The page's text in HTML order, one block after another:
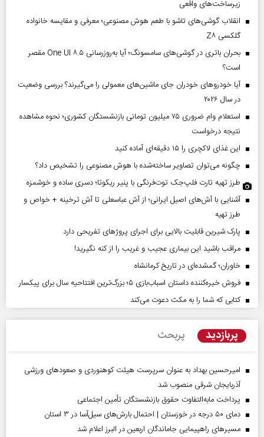
زیرساخت‌های واقعی
انقلاب گوشی‌های تاشو‌ با طعم هوش مصنوعی؛ معرفی و مقایسه خانواده
گلکسی Z۸
بحران باتری در گوشی‌های سامسونگ؛ آیا به‌روزرسانی One UI ۸.۵ مقصر
است؟
آیا خودروهای خودران جای ماشین‌های معمولی را می‌گیرند؟ بررسی وضعیت
در سال ۲۰۲۶
استعلام وام ضروری ۷۵ میلیون تومانی بازنشستگان کشوری؛ نحوه مشاهده
نتیجه درخواست
این غذای لاکچری را ۱۵ دقیقه‌ای آماده کنید
چگونه می‌توان تصاویر ساخته‌شده با هوش مصنوعی را تشخیص داد؟
طرز تهیه تارت فلپ‌جک توت‌فرنگی با پنیر ریکوتا؛ دسری ساده و خوشمزه
آشنایی با آش‌های اصیل ایرانی؛ از آش عباسعلی تا آش ترخینه + خواص و
طرز تهیه
پارک شیرین قابلیت‌ بالایی برای اجرای پروژهای تفریحی دارد
مراقب باشید این بیماری عجیب و غریب را از کنه نگیرید!
خاوران؛ گمشده‌ای در تاریخ کرمانشاه
فروش خیره‌کننده داستان اسباب‌بازی ۵؛ بزرگ‌ترین افتتاحیه سال برای پیکسار
کتابی که شما را به مکث دعوت می‌کند
پربازدید پربحث
امیرحسین بهداد به عنوان سرپرست هیئت کوهنوردی و صعودهای ورزشی
آذربایجان شرقی منصوب شد
پرداخت مابه‌التفاوت حقوق بازنشستگان تأمین اجتماعی
دمای ۵۰ درجه در خوزستان | احتمال بارش‌های سیل‌آسا در ۳ استان
مسیر‌های راهپیمایی جاماندگان اربعین در البرز اعلام شد